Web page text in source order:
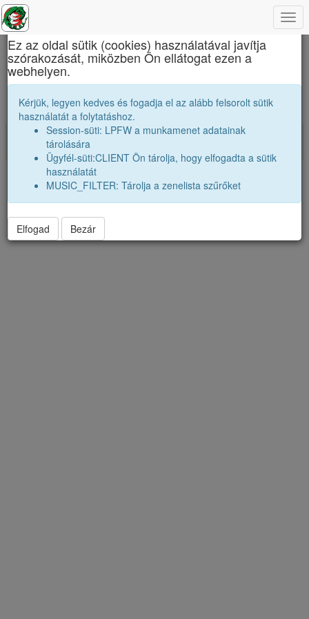
Báthory István Elméleti Líceum
Iskolatársaink akikről sajnos nem tudunk
semmit.
Impresszum
Adatvédelmi nyilatkozat Vers:2026.06.23
×
Ez az oldal sütik (cookies) használatával javítja
szórakozását, miközben Ön ellátogat ezen a
webhelyen.
Kérjük, legyen kedves és fogadja el az alább felsorolt sütik
használatát a folytatáshoz.
Session-süti: LPFW a munkamenet adatainak
tárolására
Ügyfél-süti:CLIENT Ön tárolja, hogy elfogadta a sütik
használatát
MUSIC_FILTER: Tárolja a zenelista szűrőket
Elfogad Bezár